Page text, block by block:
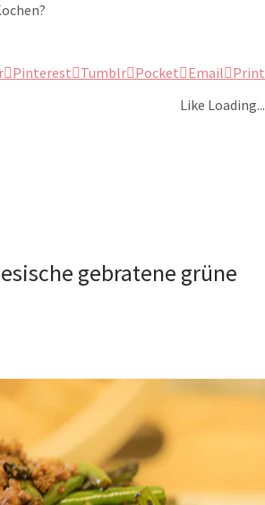
Pinterest Tumblr Pocket Email Print
Like Loading...
gebratene grüne